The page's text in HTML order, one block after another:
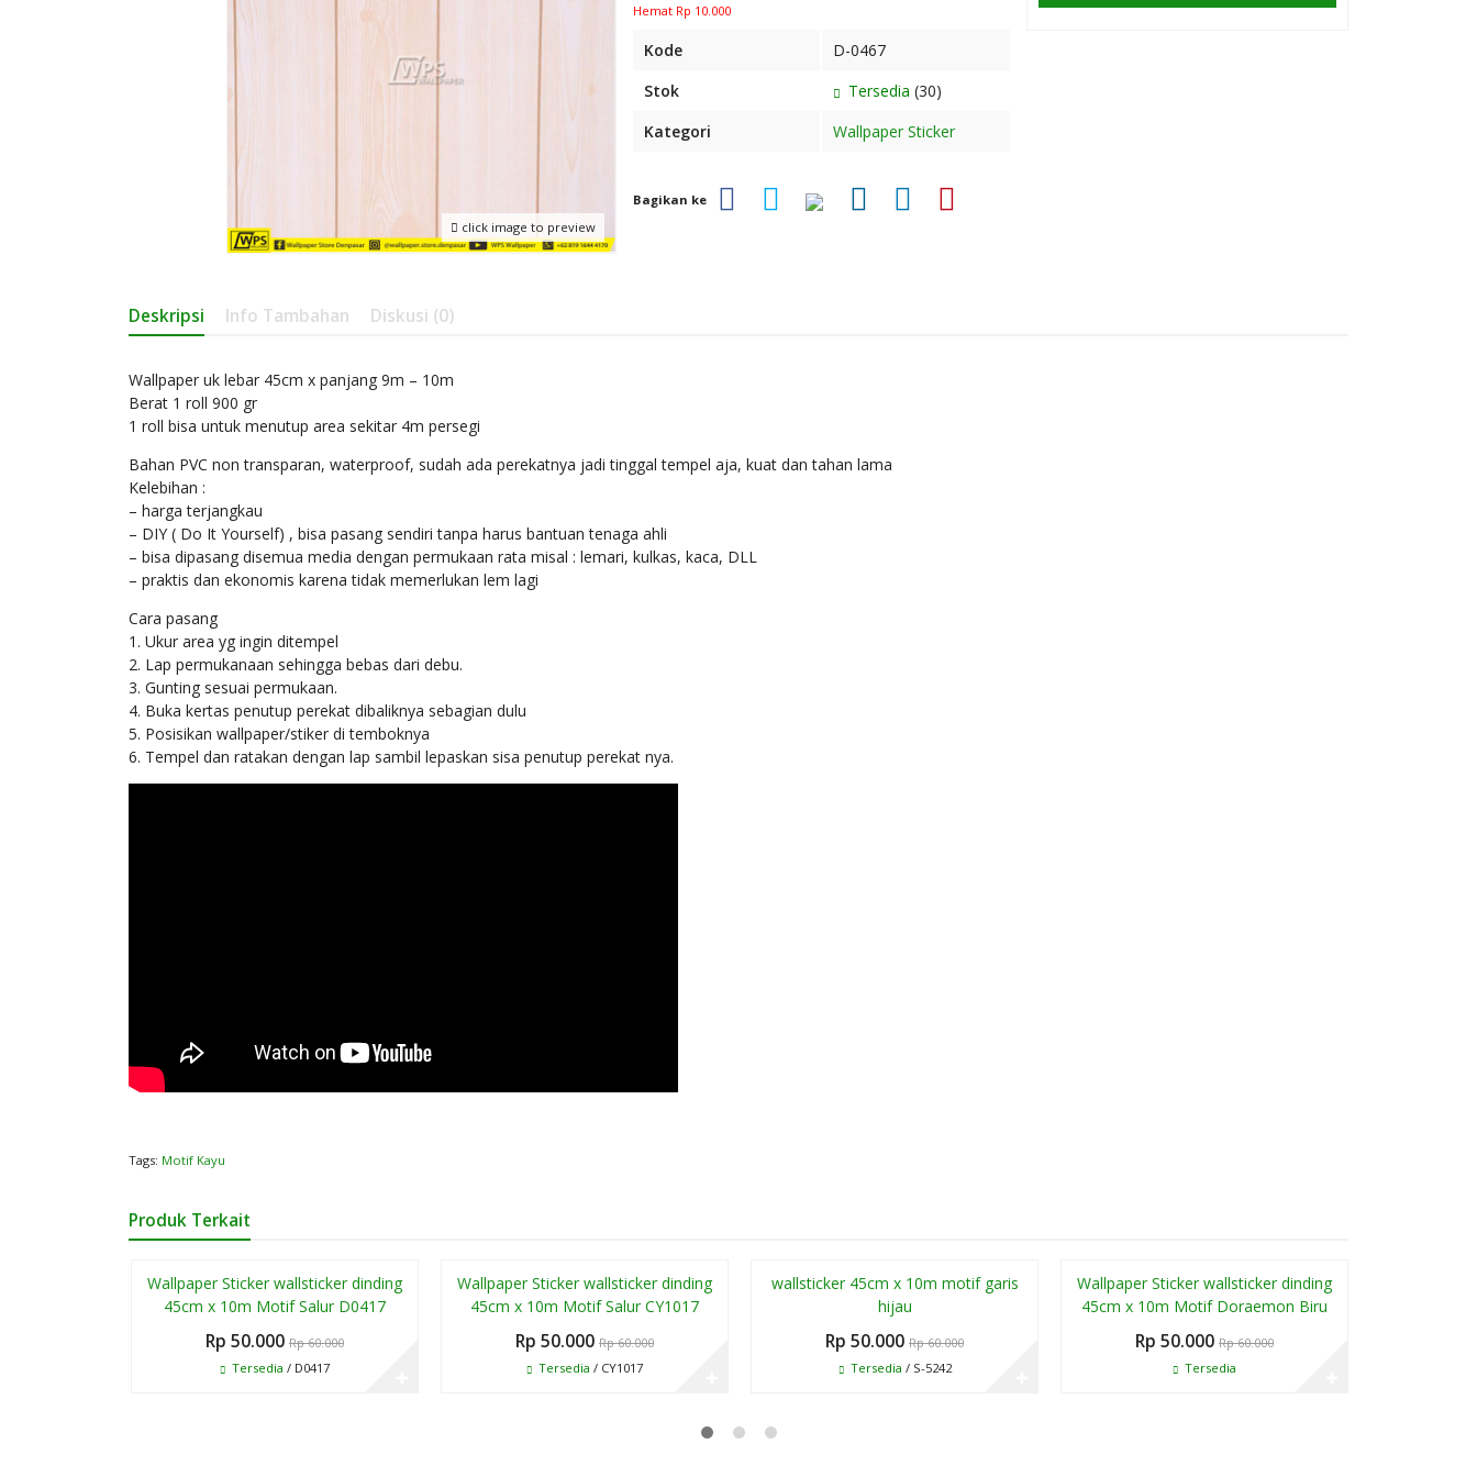
click image to preview
Hemat Rp 10.000
Kode
D-0467
Stok
Tersedia (30)
Kategori
Wallpaper Sticker
Bagikan ke
Deskripsi Info Tambahan Diskusi (0)
Wallpaper uk lebar 45cm x panjang 9m – 10m
Berat 1 roll 900 gr
1 roll bisa untuk menutup area sekitar 4m persegi
Bahan PVC non transparan, waterproof, sudah ada perekatnya jadi tinggal tempel aja, kuat dan tahan lama
Kelebihan :
– harga terjangkau
– DIY ( Do It Yourself) , bisa pasang sendiri tanpa harus bantuan tenaga ahli
– bisa dipasang disemua media dengan permukaan rata misal : lemari, kulkas, kaca, DLL
– praktis dan ekonomis karena tidak memerlukan lem lagi
Cara pasang
1. Ukur area yg ingin ditempel
2. Lap permukanaan sehingga bebas dari debu.
3. Gunting sesuai permukaan.
4. Buka kertas penutup perekat dibaliknya sebagian dulu
5. Posisikan wallpaper/stiker di temboknya
6. Tempel dan ratakan dengan lap sambil lepaskan sisa penutup perekat nya.
Tags: Motif Kayu
Produk Terkait
Diskon
17%
Wallpaper Sticker wallsticker dinding
45cm x 10m Motif Salur D0417
Rp 50.000 Rp 60.000
Tersedia / D0417
Diskon
17%
Wallpaper Sticker wallsticker dinding
45cm x 10m Motif Salur CY1017
Rp 50.000 Rp 60.000
Tersedia / CY1017
Diskon
17%
wallsticker 45cm x 10m motif garis
hijau
Rp 50.000 Rp 60.000
Tersedia / S-5242
Diskon
17%
Wallpaper Sticker wallsticker dinding
45cm x 10m Motif Doraemon Biru
Rp 50.000 Rp 60.000
Tersedia